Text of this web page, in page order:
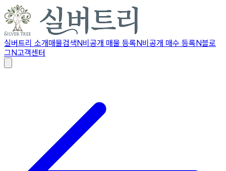
실버트리 소개매물검색N비공개 매물 등록N비공개 매수 등록N블로
그N고객센터